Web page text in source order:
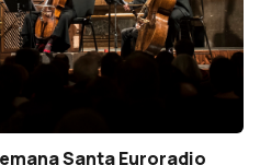
Santa Euroradio